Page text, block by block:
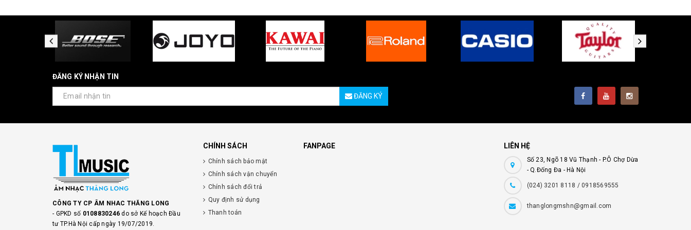
ĐĂNG KÝ NHẬN TIN
ĐĂNG KÝ
CÔNG TY CP ÂM NHAC THĂNG LONG
- GPKD số 0108830246do sở Kế hoạch Đầu
tư TP.Hà Nội cấp ngày 19/07/2019.
CHÍNH SÁCH
Chính sách bảo mật
Chính sách vận chuyển
Chính sách đổi trả
Quy định sử dụng
Thanh toán
FANPAGE LIÊN HỆ
Số 23, Ngõ 18 Vũ Thạnh - P.Ô Chợ Dừa
- Q.Đống Đa - Hà Nội
(024) 3201 8118 / 0918569555
thanglongmshn@gmail.com